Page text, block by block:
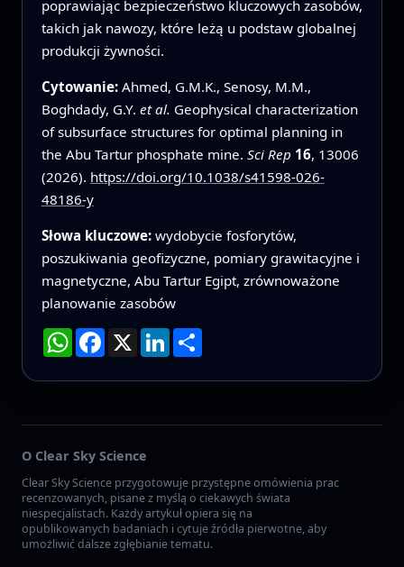
poprawiając bezpieczeństwo kluczowych zasobów,
takich jak nawozy, które leżą u podstaw globalnej
produkcji żywności.
Cytowanie: Ahmed, G.M.K., Senosy, M.M.,
Boghdady, G.Y. et al. Geophysical characterization
of subsurface structures for optimal planning in
the Abu Tartur phosphate mine. Sci Rep 16, 13006
(2026). https://doi.org/10.1038/s41598-026-
48186-y
Słowa kluczowe: wydobycie fosforytów,
poszukiwania geofizyczne, pomiary grawitacyjne i
magnetyczne, Abu Tartur Egipt, zrównoważone
planowanie zasobów
WhatsApp
Facebook
X LinkedInPodziel
się
O Clear Sky Science
Clear Sky Science przygotowuje przystępne omówienia prac
recenzowanych, pisane z myślą o ciekawych świata
niespecjalistach. Każdy artykuł opiera się na
opublikowanych badaniach i cytuje źródła pierwotne, aby
umożliwić dalsze zgłębianie tematu.